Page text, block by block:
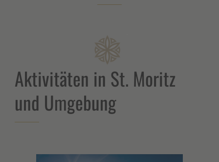
Aktivitäten in St. Moritz
und Umgebung